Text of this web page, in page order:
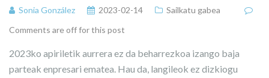
Sonia González 2023-02-14
Sailkatu gabea
Comments are off for this post
2023ko apiriletik aurrera ez da beharrezkoa izango baja
parteak enpresari ematea. Hau da, langileok ez dizkiogu